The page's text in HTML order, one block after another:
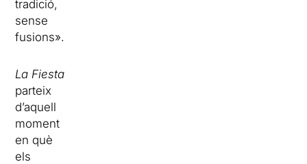
tradició,
sense
fusions».
La Fiesta
parteix
d’aquell
moment
en què
els